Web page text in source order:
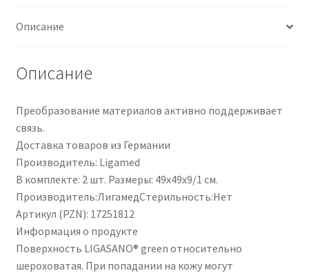
PZN
Описание
Описание
Преобразование материалов активно поддерживает
связь.
Доставка товаров из Германии
Производитель: Ligamed
В комплекте: 2 шт. Размеры: 49x49x9/1 см.
Производитель:ЛигамедСтерильность:Нет
Артикул (PZN): 17251812
Информация о продукте
Поверхность LIGASANO® green относительно
шероховатая. При попадании на кожу могут